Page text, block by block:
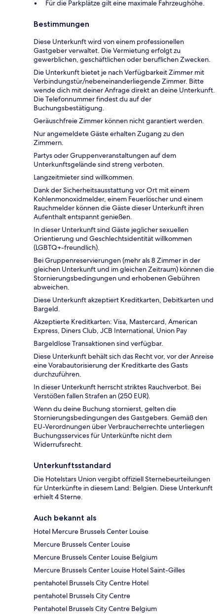
Für die Parkplätze gilt eine maximale Fahrzeughöhe.
Bestimmungen
Diese Unterkunft wird von einem professionellen
Gastgeber verwaltet. Die Vermietung erfolgt zu
gewerblichen, geschäftlichen oder beruflichen Zwecken.
Die Unterkunft bietet je nach Verfügbarkeit Zimmer mit
Verbindungstür/nebeneinanderliegende Zimmer. Bitte
wende dich mit deiner Anfrage direkt an deine Unterkunft.
Die Telefonnummer findest du auf der
Buchungsbestätigung.
Geräuschfreie Zimmer können nicht garantiert werden.
Nur angemeldete Gäste erhalten Zugang zu den
Zimmern.
Partys oder Gruppenveranstaltungen auf dem
Unterkunftsgelände sind streng verboten.
Langzeitmieter sind willkommen.
Dank der Sicherheitsausstattung vor Ort mit einem
Kohlenmonoxidmelder, einem Feuerlöscher und einem
Rauchmelder können die Gäste dieser Unterkunft ihren
Aufenthalt entspannt genießen.
In dieser Unterkunft sind Gäste jeglicher sexuellen
Orientierung und Geschlechtsidentität willkommen
(LGBTQ+-freundlich).
Bei Gruppenreservierungen (mehr als 8 Zimmer in der
gleichen Unterkunft und im gleichen Zeitraum) können die
Stornierungsbedingungen und erhobenen Gebühren
abweichen.
Diese Unterkunft akzeptiert Kreditkarten, Debitkarten und
Bargeld.
Akzeptierte Kreditkarten: Visa, Mastercard, American
Express, Diners Club, JCB International, Union Pay
Bargeldlose Transaktionen sind verfügbar.
Diese Unterkunft behält sich das Recht vor, vor der Anreise
eine Vorabautorisierung der Kreditkarte des Gasts
durchzuführen.
In dieser Unterkunft herrscht striktes Rauchverbot. Bei
Verstößen fallen Strafen an (250 EUR).
Wenn du deine Buchung stornierst, gelten die
Stornierungsbedingungen des Gastgebers. Gemäß den
EU-Verordnungen über Verbraucherrechte unterliegen
Buchungsservices für Unterkünfte nicht dem
Widerrufsrecht.
Unterkunftsstandard
Die Hotelstars Union vergibt offiziell Sternebeurteilungen
für Unterkünfte in diesem Land: Belgien. Diese Unterkunft
erhielt 4 Sterne.
Auch bekannt als
Hotel Mercure Brussels Center Louise
Mercure Brussels Center Louise
Mercure Brussels Center Louise Belgium
Mercure Brussels Center Louise Hotel Saint-Gilles
pentahotel Brussels City Centre Hotel
pentahotel Brussels City Centre
Pentahotel Brussels City Centre Belgium